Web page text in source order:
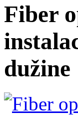
Fiber
dužine